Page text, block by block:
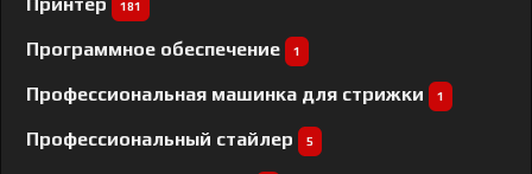
Принтер 181
Программное обеспечение 1
Профессиональная машинка для стрижки 1
Профессиональный cтайлер 5